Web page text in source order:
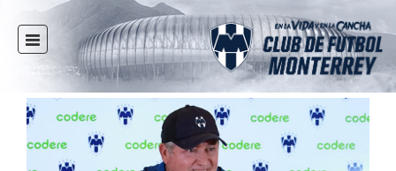
INICIO
NOTICIAS
CLUB
MULTIMEDIA